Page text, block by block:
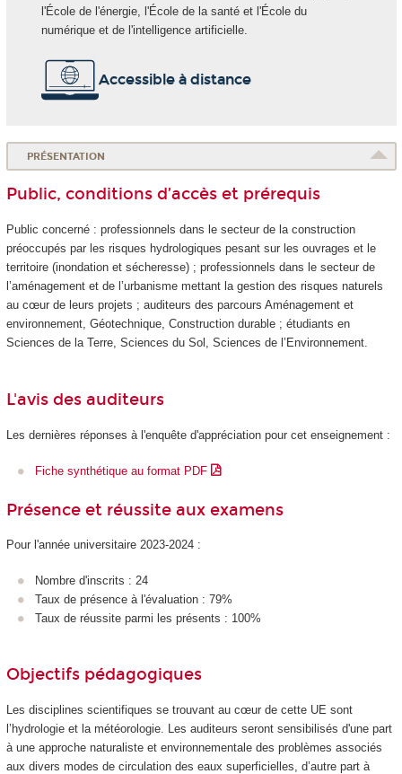
l'École de l'énergie, l'École de la santé et l'École du
numérique et de l'intelligence artificielle.
Accessible à distance
PRÉSENTATION
Public, conditions d’accès et prérequis
Public concerné : professionnels dans le secteur de la construction
préoccupés par les risques hydrologiques pesant sur les ouvrages et le
territoire (inondation et sécheresse) ; professionnels dans le secteur de
l’aménagement et de l’urbanisme mettant la gestion des risques naturels
au cœur de leurs projets ; auditeurs des parcours Aménagement et
environnement, Géotechnique, Construction durable ; étudiants en
Sciences de la Terre, Sciences du Sol, Sciences de l’Environnement.
L'avis des auditeurs
Les dernières réponses à l'enquête d'appréciation pour cet enseignement :
Fiche synthétique au format PDF
Présence et réussite aux examens
Pour l'année universitaire 2023-2024 :
Nombre d'inscrits : 24
Taux de présence à l'évaluation : 79%
Taux de réussite parmi les présents : 100%
Objectifs pédagogiques
Les disciplines scientifiques se trouvant au cœur de cette UE sont
l’hydrologie et la météorologie. Les auditeurs seront sensibilisés d'une part
à une approche naturaliste et environnementale des problèmes associés
aux divers modes de circulation des eaux superficielles, d’autre part à